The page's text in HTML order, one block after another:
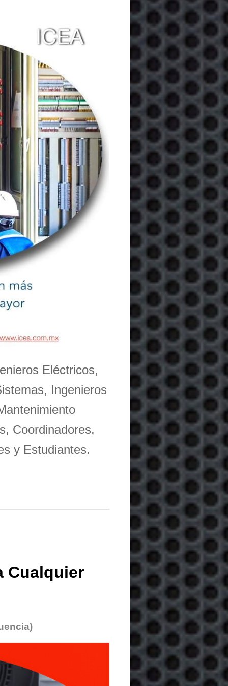
Eléctricos,
Ingenieros
Coordinadores,
y Estudiantes.
Cualquier